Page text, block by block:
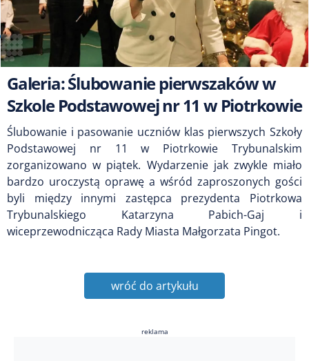
Galeria: Ślubowanie pierwszaków w
Szkole Podstawowej nr 11 w Piotrkowie
Ślubowanie i pasowanie uczniów klas pierwszych Szkoły
Podstawowej nr 11 w Piotrkowie Trybunalskim
zorganizowano w piątek. Wydarzenie jak zwykle miało
bardzo uroczystą oprawę a wśród zaproszonych gości
byli między innymi zastępca prezydenta Piotrkowa
Trybunalskiego Katarzyna Pabich-Gaj i
wiceprzewodnicząca Rady Miasta Małgorzata Pingot.
wróć do artykułu
reklama